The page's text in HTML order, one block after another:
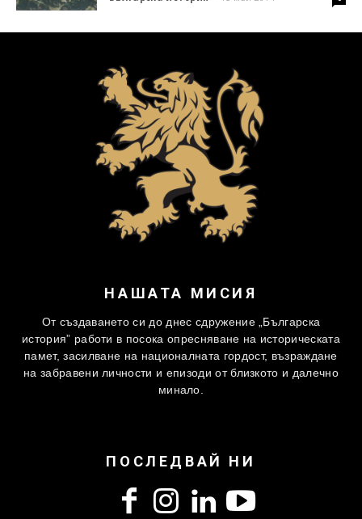
НАШАТА МИСИЯ
От създаването си до днес сдружение „Българска
история” работи в посока опресняване на историческата
памет, засилване на националната гордост, възраждане
на забравени личности и епизоди от близкото и далечно
минало.
ПОСЛЕДВАЙ НИ